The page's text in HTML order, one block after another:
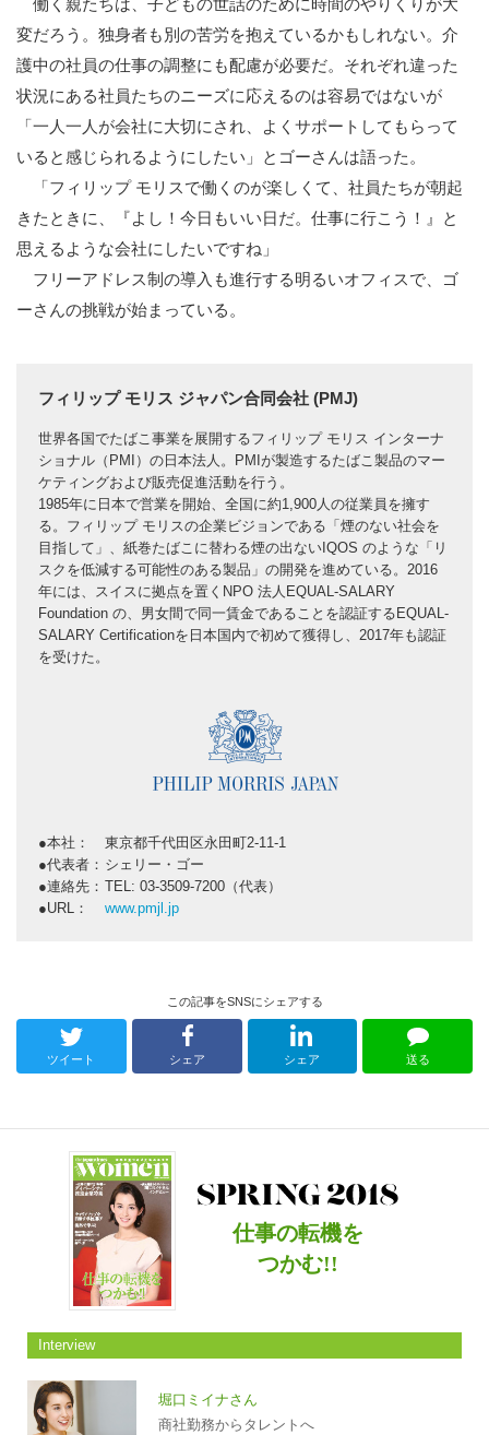
働く親たちは、子どもの世話のために時間のやりくりが大
変だろう。独身者も別の苦労を抱えているかもしれない。介
護中の社員の仕事の調整にも配慮が必要だ。それぞれ違った
状況にある社員たちのニーズに応えるのは容易ではないが
「一人一人が会社に大切にされ、よくサポートしてもらって
いると感じられるようにしたい」とゴーさんは語った。
「フィリップ モリスで働くのが楽しくて、社員たちが朝起
きたときに、『よし！今日もいい日だ。仕事に行こう！』と
思えるような会社にしたいですね」
フリーアドレス制の導入も進行する明るいオフィスで、ゴ
ーさんの挑戦が始まっている。
フィリップ モリス ジャパン合同会社 (PMJ)
世界各国でたばこ事業を展開するフィリップ モリス インターナ
ショナル（PMI）の日本法人。PMIが製造するたばこ製品のマー
ケティングおよび販売促進活動を行う。
1985年に日本で営業を開始、全国に約1,900人の従業員を擁す
る。フィリップ モリスの企業ビジョンである「煙のない社会を
目指して」、紙巻たばこに替わる煙の出ないIQOS のような「リ
スクを低減する可能性のある製品」の開発を進めている。2016
年には、スイスに拠点を置くNPO 法人EQUAL-SALARY
Foundation の、男女間で同一賃金であることを認証するEQUAL-
SALARY Certificationを日本国内で初めて獲得し、2017年も認証
を受けた。
本社：
東京都千代田区永田町2-11-1
代表者： シェリー・ゴー
連絡先： TEL: 03-3509-7200（代表）
URL：
www.pmjl.jp
この記事をSNSにシェアする
ツイート シェア シェア 送る
仕事の転機を
つかむ!!
Interview
堀口ミイナさん
商社勤務からタレントへ